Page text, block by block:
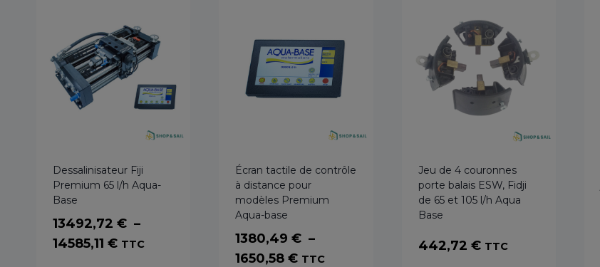
Dessalinisateur Fiji
Premium 65 l/h Aqua-
Base
13492,72 € –
14585,11 €Plage
TTC
Écran tactile de contrôle
à distance pour
modèles Premium
Aqua-base
1380,49€ –
1650,58€Plage
TTC
Jeu de 4 couronnes
porte balais ESW, Fidji
de 65 et 105 l/h Aqua
Base
442,72 € TTC